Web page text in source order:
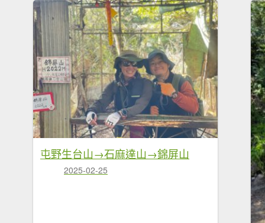
屯野生台山→石麻達山→錦屏山
2025-02-25